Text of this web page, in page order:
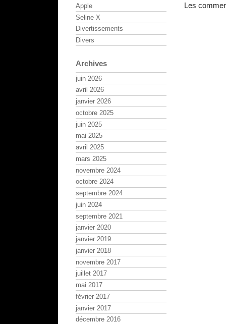
Les
Apple
Seline X
Divertissements
Divers
Archives
juin 2026
avril 2026
janvier 2026
octobre 2025
juin 2025
mai 2025
avril 2025
mars 2025
novembre 2024
octobre 2024
septembre 2024
juin 2024
septembre 2021
janvier 2020
janvier 2019
janvier 2018
novembre 2017
juillet 2017
mai 2017
février 2017
janvier 2017
décembre 2016